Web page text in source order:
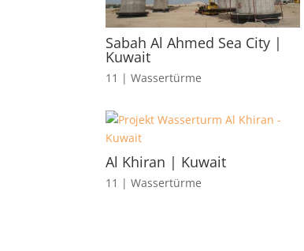
Sabah Al Ahmed Sea City |
Kuwait
11 | Wassertürme
Al Khiran | Kuwait
11 | Wassertürme